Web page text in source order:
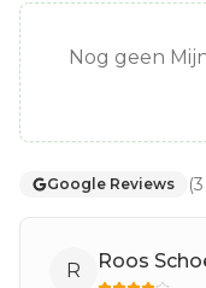
Nog geen
Google Reviews (3
R Roos